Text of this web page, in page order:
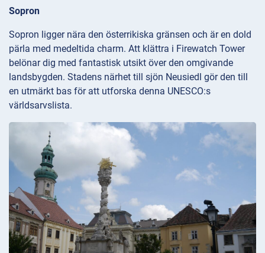
Sopron
Sopron ligger nära den österrikiska gränsen och är en dold
pärla med medeltida charm. Att klättra i Firewatch Tower
belönar dig med fantastisk utsikt över den omgivande
landsbygden. Stadens närhet till sjön Neusiedl gör den till
en utmärkt bas för att utforska denna UNESCO:s
världsarvslista.